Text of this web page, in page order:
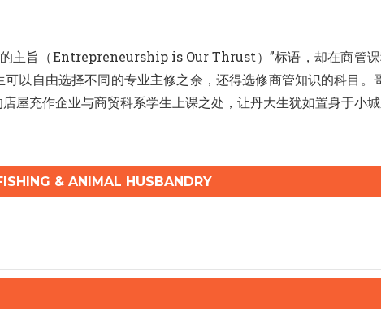
主旨（Entrepreneurship is Our Thrust）”标语，却在商管
以自由选择不同的专业主修之余，还得选修商管知识的科目
屋充作企业与商贸科系学生上课之处，让丹大生犹如置身于小城
& ANIMAL HUSBANDRY